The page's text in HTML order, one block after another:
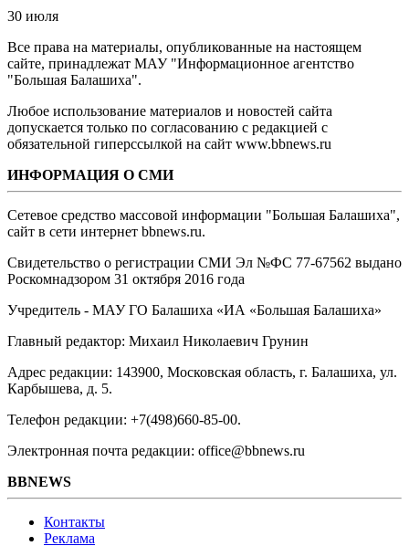
30 июля
Все права на материалы, опубликованные на настоящем
сайте, принадлежат МАУ "Информационное агентство
"Большая Балашиха".
Любое использование материалов и новостей сайта
допускается только по согласованию с редакцией с
обязательной гиперссылкой на сайт www.bbnews.ru
ИНФОРМАЦИЯ О СМИ
Сетевое средство массовой информации "Большая Балашиха",
сайт в сети интернет bbnews.ru.
Свидетельство о регистрации СМИ Эл №ФС ‎77-67562 выдано
Роскомнадзором 31 октября 2016 года
Учредитель - МАУ ГО Балашиха «ИА «Большая Балашиха»
Главный редактор: Михаил Николаевич Грунин
Адрес редакции: 143900, Московская область, г. Балашиха, ул.
Карбышева, д. 5.
Телефон редакции: +7(498)660-85-00.
Электронная почта редакции: office@bbnews.ru
BBNEWS
Контакты
Реклама